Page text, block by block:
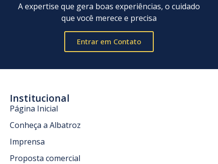
A expertise que gera boas experiências, o cuidado
que você merece e precisa
Entrar em Contato
Institucional
Página Inicial
Conheça a Albatroz
Imprensa
Proposta comercial